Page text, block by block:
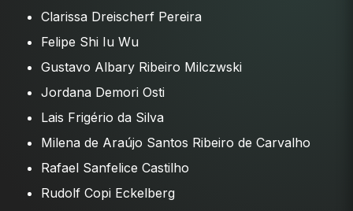
Clarissa Dreischerf Pereira
Felipe Shi Iu Wu
Gustavo Albary Ribeiro Milczwski
Jordana Demori Osti
Lais Frigério da Silva
Milena de Araújo Santos Ribeiro de Carvalho
Rafael Sanfelice Castilho
Rudolf Copi Eckelberg